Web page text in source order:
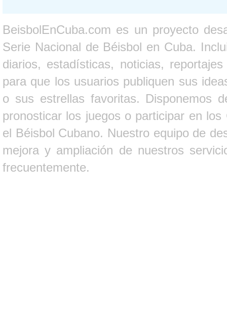
BeisbolEnCuba.com es un proyecto
Serie Nacional de Béisbol en Cuba.
diarios, estadísticas, noticias,
para que los usuarios publiquen sus
o sus estrellas favoritas. Disponemos
pronosticar los juegos o participar en
el Béisbol Cubano. Nuestro equipo de
mejora y ampliación de nuestros
frecuentemente.